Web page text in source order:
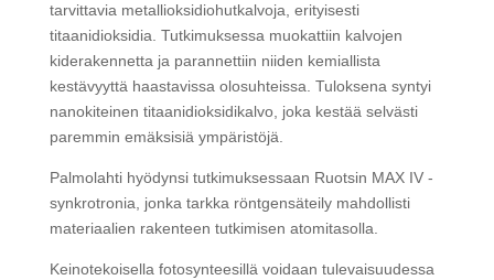
tarvittavia metallioksidiohutkalvoja, erityisesti
titaanidioksidia. Tutkimuksessa muokattiin kalvojen
kiderakennetta ja parannettiin niiden kemiallista
kestävyyttä haastavissa olosuhteissa. Tuloksena syntyi
nanokiteinen titaanidioksidikalvo, joka kestää selvästi
paremmin emäksisiä ympäristöjä.
Palmolahti hyödynsi tutkimuksessaan Ruotsin MAX IV -
synkrotronia, jonka tarkka röntgensäteily mahdollisti
materiaalien rakenteen tutkimisen atomitasolla.
Keinotekoisella fotosynteesillä voidaan tulevaisuudessa